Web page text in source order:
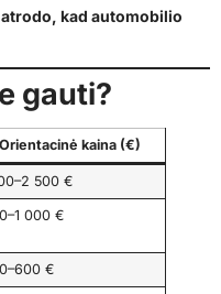
kad automobilio
gauti?
Orientacinė kaina (€)
500 €
000 €
€